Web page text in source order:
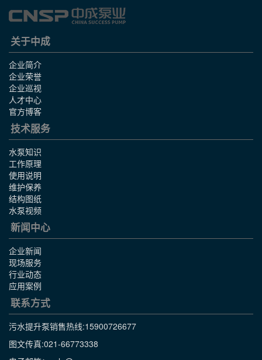
关于中成
企业简介
企业荣誉
企业巡视
人才中心
官方博客
技术服务
水泵知识
工作原理
使用说明
维护保养
结构图纸
水泵视频
新闻中心
企业新闻
现场服务
行业动态
应用案例
联系方式
污水提升泵销售热线:15900726677
图文传真:021-66773338